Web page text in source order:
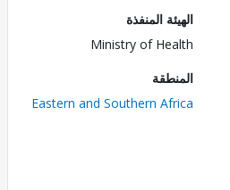
الهيئة المنفذة
Ministry of Health
Eastern and Southern Africa